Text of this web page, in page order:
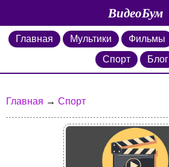
ВидеоБум
Главная Мультики Фильмы
Спорт
Блог
Главная → Спорт